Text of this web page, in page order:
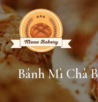
Bánh Mì Chà